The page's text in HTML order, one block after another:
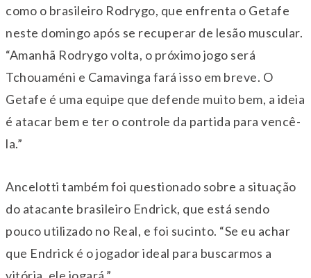
como o brasileiro Rodrygo, que enfrenta o Getafe
neste domingo após se recuperar de lesão muscular.
“Amanhã Rodrygo volta, o próximo jogo será
Tchouaméni e Camavinga fará isso em breve. O
Getafe é uma equipe que defende muito bem, a ideia
é atacar bem e ter o controle da partida para vencê-
la.”
Ancelotti também foi questionado sobre a situação
do atacante brasileiro Endrick, que está sendo
pouco utilizado no Real, e foi sucinto. “Se eu achar
que Endrick é o jogador ideal para buscarmos a